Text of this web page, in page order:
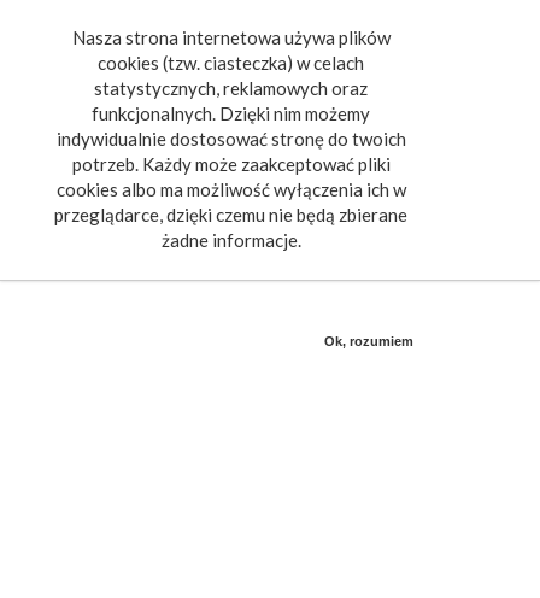
Nasza strona internetowa używa plików
cookies (tzw. ciasteczka) w celach
statystycznych, reklamowych oraz
funkcjonalnych. Dzięki nim możemy
indywidualnie dostosować stronę do twoich
potrzeb. Każdy może zaakceptować pliki
cookies albo ma możliwość wyłączenia ich w
przeglądarce, dzięki czemu nie będą zbierane
żadne informacje.
Ok, rozumiem